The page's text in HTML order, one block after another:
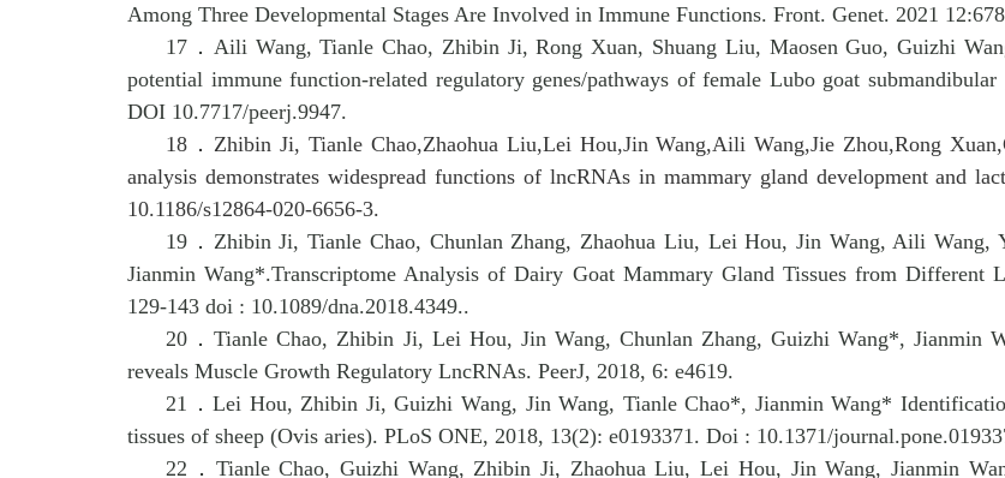
Among Three Developmental Stages Are Involved in Immune Functions. Front. Genet. 2021
17． Aili Wang, Tianle Chao, Zhibin Ji, Rong Xuan, Shuang Liu, Maosen Guo, Guizhi
potential immune function-related regulatory genes/pathways of female Lubo goat
DOI 10.7717/peerj.9947.
18． Zhibin Ji, Tianle Chao,Zhaohua Liu,Lei Hou,Jin Wang,Aili Wang,Jie Zhou,Rong
analysis demonstrates widespread functions of lncRNAs in mammary gland development and
10.1186/s12864-020-6656-3.
19． Zhibin Ji, Tianle Chao, Chunlan Zhang, Zhaohua Liu, Lei Hou, Jin Wang, Aili Wang,
Jianmin Wang*.Transcriptome Analysis of Dairy Goat Mammary Gland Tissues from Different
129-143 doi : 10.1089/dna.2018.4349..
20．Tianle Chao, Zhibin Ji, Lei Hou, Jin Wang, Chunlan Zhang, Guizhi Wang*, Jianmin
reveals Muscle Growth Regulatory LncRNAs. PeerJ, 2018, 6: e4619.
21．Lei Hou, Zhibin Ji, Guizhi Wang, Jin Wang, Tianle Chao*, Jianmin Wang*
tissues of sheep (Ovis aries). PLoS ONE, 2018, 13(2): e0193371. Doi : 10.1371/
22． Tianle Chao, Guizhi Wang, Zhibin Ji, Zhaohua Liu, Lei Hou, Jin Wang, Jianmin